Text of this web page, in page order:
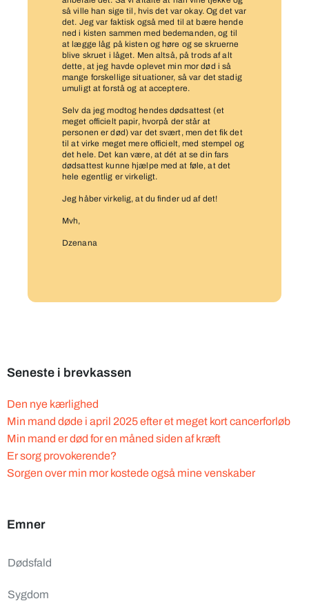
så ville han sige til, hvis det var okay. Og det var
det. Jeg var faktisk også med til at bære hende
ned i kisten sammen med bedemanden, og til
at lægge låg på kisten og høre og se skruerne
blive skruet i låget. Men altså, på trods af alt
dette, at jeg havde oplevet min mor død i så
mange forskellige situationer, så var det stadig
umuligt at forstå og at acceptere.
Selv da jeg modtog hendes dødsattest (et
meget officielt papir, hvorpå der står at
personen er død) var det svært, men det fik det
til at virke meget mere officielt, med stempel og
det hele. Det kan være, at dét at se din fars
dødsattest kunne hjælpe med at føle, at det
hele egentlig er virkeligt.
Jeg håber virkelig, at du finder ud af det!
Mvh,
Dzenana
Seneste i brevkassen
Den nye kærlighed
Min mand døde i april 2025 efter et meget kort cancerforløb
Min mand er død for en måned siden af kræft
Er sorg provokerende?
Sorgen over min mor kostede også mine venskaber
Emner
Dødsfald
Sygdom